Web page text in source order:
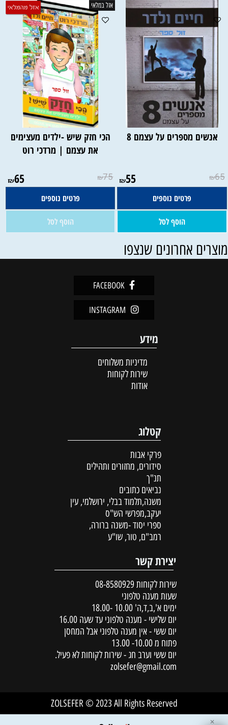
אנשים מספרים על עצמם 8
₪65
₪55
פרטים נוספים
הוסף לסל
אזל במלאי
הכי חזק שיש -ילדים מעצימים
את עצמם | מרדכי רוט
₪75
₪65
פרטים נוספים
הוסף לסל
אחרונים שנצפו
FACEBOOK
INSTAGRAM
מידע
מדיניות משלוחים
שירות לקוחות
אודות
קטלוג
פרקי אבות
סידורים, מחזורים ותהילים
תנ"ך
נביאים כתובים
משנה,תלמוד בבלי, ירושלמי, עין
יעקב,מפרשי הש"ס
ספרי יסוד -משנה ברורה,
רמב"ם, טור, שו"ע
יצירת קשר
שירות לקוחות 08-8580929
שעות מענה טלפוני
ימים א',ב,ד,ה' 10.00 -18.00
יום שלישי - מענה טלפוני עד שעה 16.00
יום ששי - אין מענה טלפוני אבל המחסן
פתוח מ 10.00- 13.00
יום ששי וערב חג - שירות לקוחות לא פעיל.
zolsefer@gmail.com
ZOLSEFER © 2023 All Rights Reserved
✕